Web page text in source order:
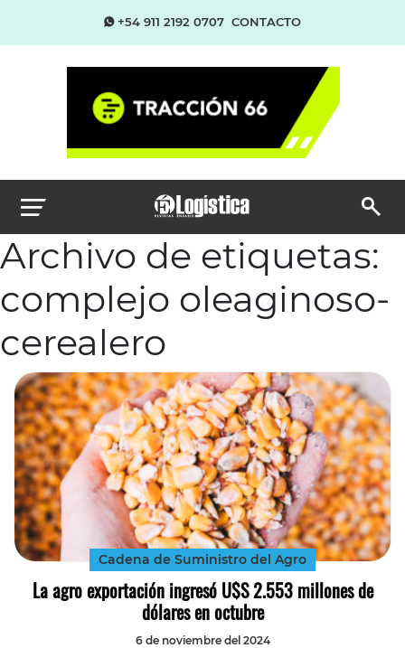
+54 911 2192 0707 CONTACTO
Archivo de etiquetas:
complejo oleaginoso-
cerealero
Cadena de Suministro del Agro
La agro exportación ingresó U$S 2.553 millones de
dólares en octubre
6 de noviembre del 2024